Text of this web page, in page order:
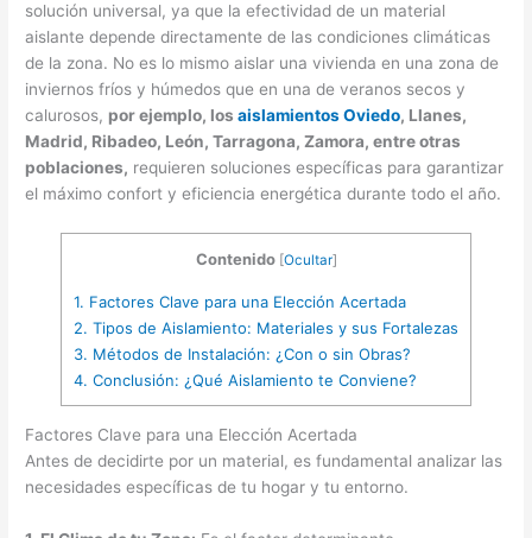
solución universal, ya que la efectividad de un material
aislante depende directamente de las condiciones climáticas
de la zona. No es lo mismo aislar una vivienda en una zona de
inviernos fríos y húmedos que en una de veranos secos y
calurosos, por ejemplo, losaislamientos Oviedo, Llanes,
Madrid, Ribadeo, León, Tarragona, Zamora, entre otras
poblaciones, requieren soluciones específicas para garantizar
el máximo confort y eficiencia energética durante todo el año.
Contenido [Ocultar]
1. Factores Clave para una Elección Acertada
2. Tipos de Aislamiento: Materiales y sus Fortalezas
3. Métodos de Instalación: ¿Con o sin Obras?
4. Conclusión: ¿Qué Aislamiento te Conviene?
Factores Clave para una Elección Acertada
Antes de decidirte por un material, es fundamental analizar las
necesidades específicas de tu hogar y tu entorno.